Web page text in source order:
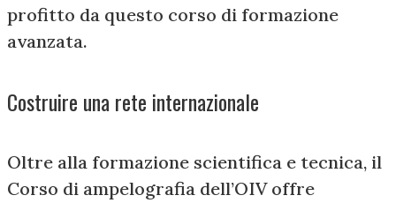
profitto da questo corso di formazione
avanzata.
Costruire una rete internazionale
Oltre alla formazione scientifica e tecnica, il
Corso di ampelografia dell’OIV offre